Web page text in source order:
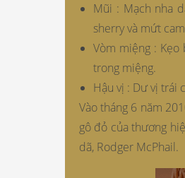
Mũi : Mạch nha
sherry và mứt
Vòm miệng :
trong miệng.
Hậu vị : Dư vị trái
Vào tháng 6 năm
gô đỏ của thương
dã, Rodger McPhail.